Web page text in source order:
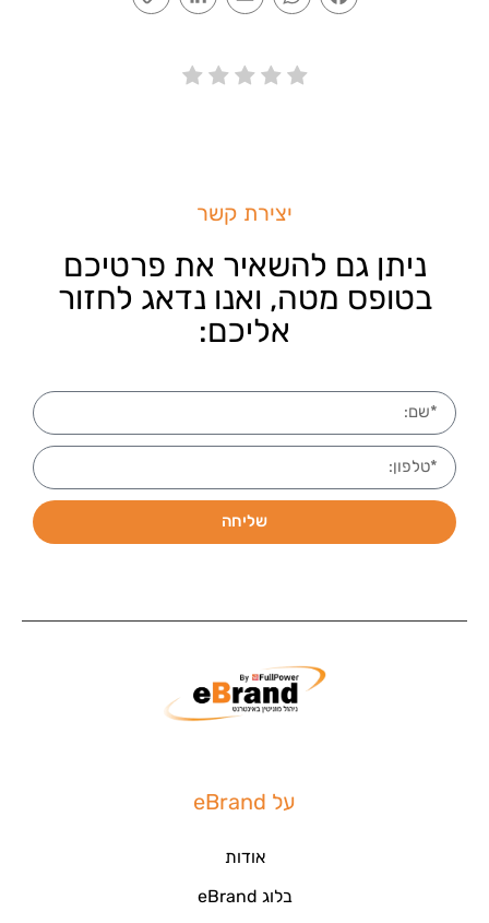
יצירת קשר
ניתן גם להשאיר את פרטיכם
בטופס מטה, ואנו נדאג לחזור
אליכם:
שליחה
על eBrand
אודות
בלוג eBrand